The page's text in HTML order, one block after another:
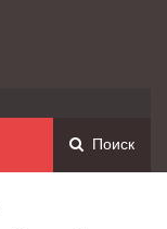
Поиск